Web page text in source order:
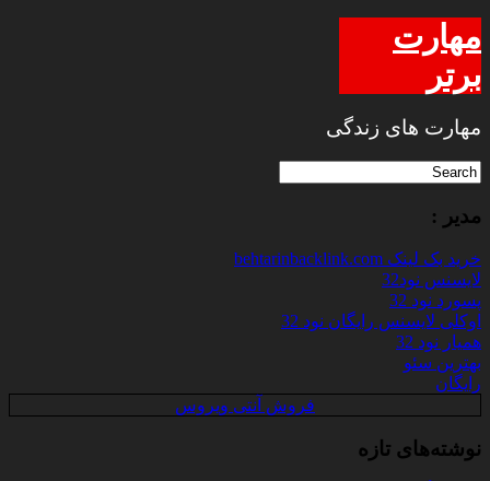
مهارت
برتر
مهارت های زندگی
مدیر :
خرید بک لینک behtarinbacklink.com
لایسنس نود32
پسورد نود 32
اوکلی لایسنس رایگان نود 32
همیار نود 32
بهترین سئو
رایگان
فروش آنتی ویروس
نوشته‌های تازه